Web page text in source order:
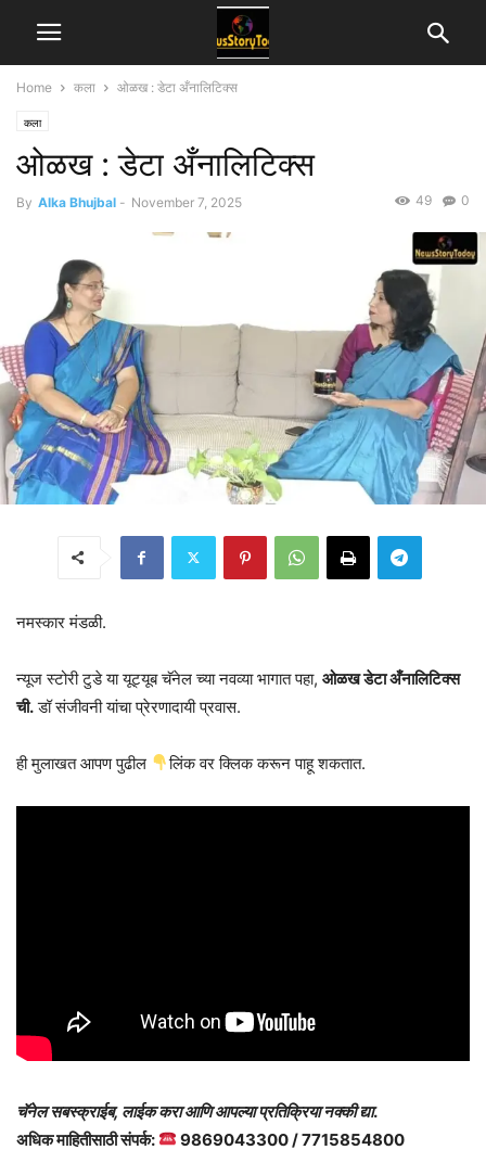
Home कला ओळख : डेटा अँनालिटिक्स
कला
ओळख : डेटा अँनालिटिक्स
By Alka Bhujbal - November 7, 2025 0
49
नमस्कार मंडळी.
न्यूज स्टोरी टुडे या यूट्यूब चॅनेल च्या नवव्या भागात पहा, ओळख डेटा अँनालिटिक्स
ची.डॉ संजीवनी यांचा प्रेरणादायी प्रवास.
ही मुलाखत आपण पुढील लिंक वर क्लिक करून पाहू शकतात.
चॅनेल सबस्क्राईब, लाईक करा आणि आपल्या प्रतिक्रिया नक्की द्या.
अधिक माहितीसाठी संपर्क:
9869043300 / 7715854800